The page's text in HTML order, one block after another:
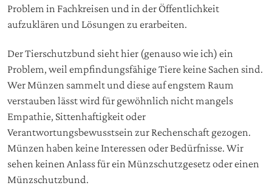
Problem in Fachkreisen und in der Öffentlichkeit
aufzuklären und Lösungen zu erarbeiten.
Der Tierschutzbund sieht hier (genauso wie ich) ein
Problem, weil empfindungsfähige Tiere keine Sachen sind.
Wer Münzen sammelt und diese auf engstem Raum
verstauben lässt wird für gewöhnlich nicht mangels
Empathie, Sittenhaftigkeit oder
Verantwortungsbewusstsein zur Rechenschaft gezogen.
Münzen haben keine Interessen oder Bedürfnisse. Wir
sehen keinen Anlass für ein Münzschutzgesetz oder einen
Münzschutzbund.